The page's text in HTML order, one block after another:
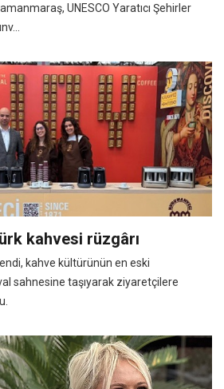
UNESCO Yaratıcı Şehirler
kahvesi rüzgârı
kahve kültürünün en eski
sahnesine taşıyarak ziyaretçilere